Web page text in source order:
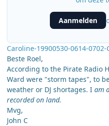
Aanmelden
Caroline-19900530-0614-
Beste Roel,
According to the Pirate Radio
Ward were "storm tapes", to
weather or DJ shortages. I am
recorded on land.
Mvg,
John C